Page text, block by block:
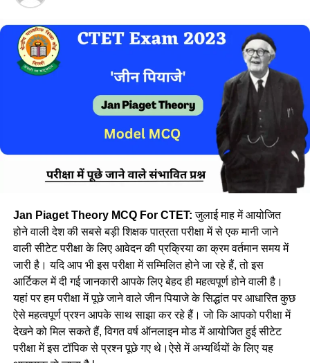
Jan Piaget Theory MCQ For CTET:जुलाई माह में आयोजित
होने वाली देश की सबसे बड़ी शिक्षक पात्रता परीक्षा में से एक मानी जाने
वाली सीटेट परीक्षा के लिए आवेदन की प्रक्रिया का क्रम वर्तमान समय में
जारी है। यदि आप भी इस परीक्षा में सम्मिलित होने जा रहे हैं, तो इस
आर्टिकल में दी गई जानकारी आपके लिए बेहद ही महत्वपूर्ण होने वाली है।
यहां पर हम परीक्षा में पूछे जाने वाले जीन पियाजे के सिद्धांत पर आधारित कुछ
ऐसे महत्वपूर्ण प्रश्न आपके साथ साझा कर रहे हैं। जो कि आपको परीक्षा में
देखने को मिल सकते हैं, विगत वर्ष ऑनलाइन मोड में आयोजित हुई सीटेट
परीक्षा में इस टॉपिक से प्रश्न पूछे गए थे।ऐसे में अभ्यर्थियों के लिए यह